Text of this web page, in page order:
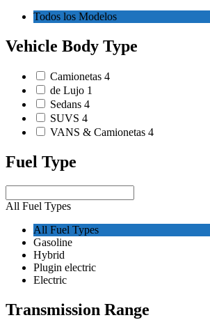
Todos los Modelos
Vehicle Body Type
Camionetas 4
de Lujo 1
Sedans 4
SUVS 4
VANS & Camionetas 4
Fuel Type
All Fuel Types
All Fuel Types
Gasoline
Hybrid
Plugin electric
Electric
Transmission Range